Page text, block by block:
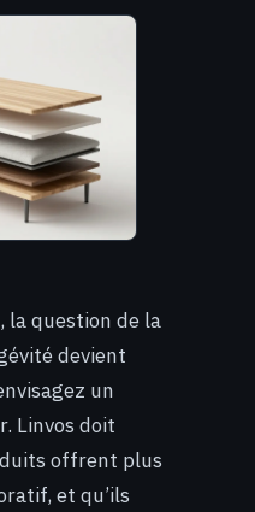
la question de la
devient
un
Linvos doit
offrent plus
et qu’ils